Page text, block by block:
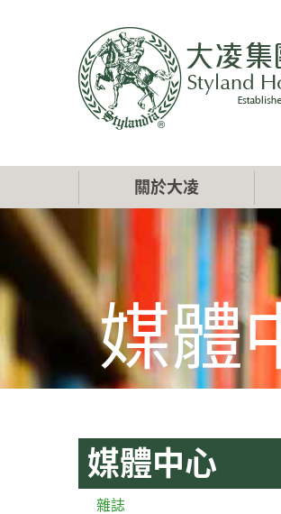
Main
navigation
關於大凌
媒體
媒體中心
雜誌